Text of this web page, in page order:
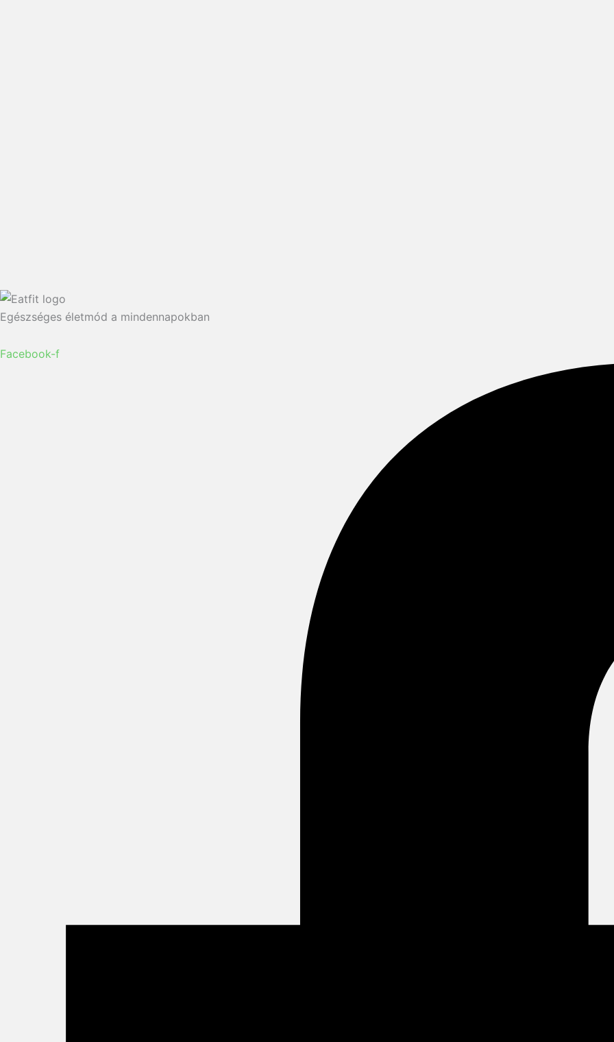
Egészséges életmód a mindennapokban
Facebook-f